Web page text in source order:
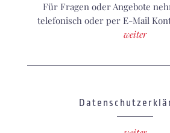
Für Fragen oder Angebote
telefonisch oder per E-Mail
weiter